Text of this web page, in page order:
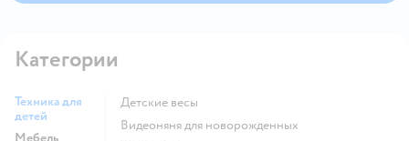
Категории
Техника для
детей
Мебель
Детские весы
Видеоняня для новорожденных